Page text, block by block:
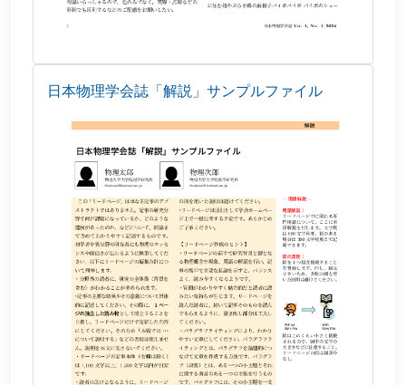
日本物理学会誌「解説」サンプルファイル